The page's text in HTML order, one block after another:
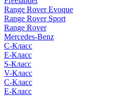
Range Rover Evoque
Range Rover Sport
Range Rover
Mercedes-Benz
C-Класс
E-Класс
S-Класс
V-Класс
C-Класс
E-Класс